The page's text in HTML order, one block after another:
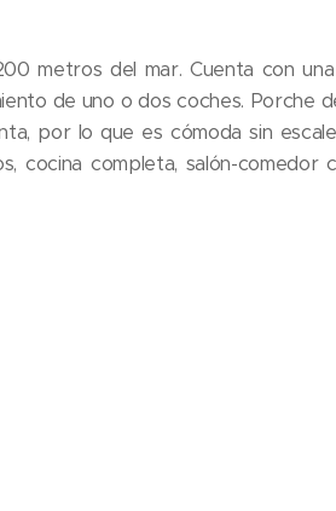
metros del mar. Cuenta con
de uno o dos coches.
por lo que es cómoda sin
cocina completa, salón-comedor